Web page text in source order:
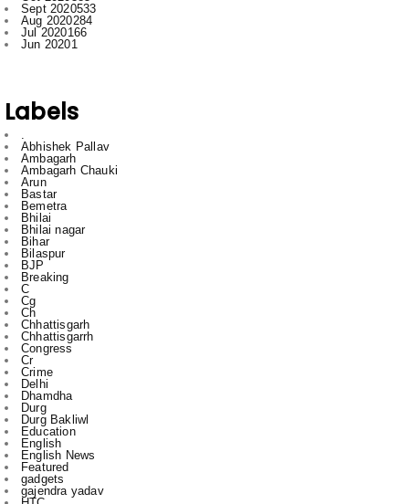
Ambagarh
Ambagarh Chauki
Bastar
Bemetra
Bhilai
Bhilai nagar
Bihar
Bilaspur
BJP
Breaking
C
Cg
Ch
Chhattisgarh
Chhattisgarrh
Congress
Cr
Crime
Delhi
Dhamdha
Durg
Durg Bakliwl
Education
English
English News
Featured
gadgets
gajendra yadav
HTC
Inda
Indai
Indi
India